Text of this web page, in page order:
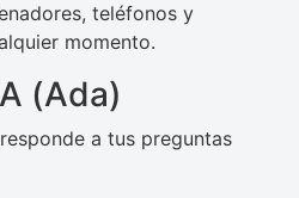
teléfonos y
momento.
(Ada)
a tus preguntas